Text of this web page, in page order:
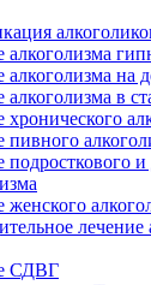
алкоголизма
алкоголизма на
алкоголизма в
хронического
пивного
подросткового и
женского
лечение
СДВГ